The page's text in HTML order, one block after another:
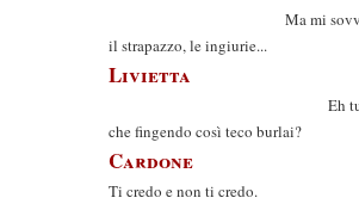
Ma mi
il strapazzo, le ingiurie...
Livietta
Eh tu non
che fingendo così teco burlai?
Cardone
Ti credo e non ti credo.